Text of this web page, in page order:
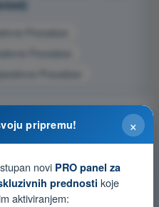
Procedure
Procedure
Procedure
×
pripremu!
novi PRO panel za
prednosti koje
aktiviranjem: